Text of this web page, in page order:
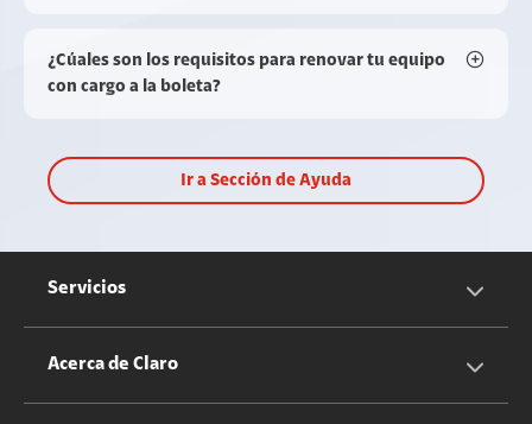
¿Cúales son los requisitos para renovar tu equipo
con cargo a la boleta?
Ir a Sección de Ayuda
Servicios
Servicios Móviles
Acerca de Claro